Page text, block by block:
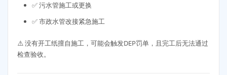
✅ 污水管施工或更换
✅ 市政水管改接紧急施工
⚠️ 没有开工纸擅自施工，可能会触发DEP罚单，且完工后无法通过
检查验收。